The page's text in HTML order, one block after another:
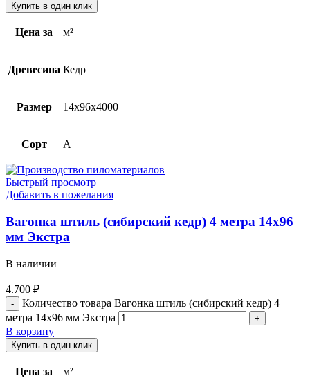
Купить в один клик
Цена за м²
Древесина Кедр
Размер 14х96х4000
Сорт A
Быстрый просмотр
Добавить в пожелания
Вагонка штиль (сибирский кедр) 4 метра 14х96
мм Экстра
В наличии
4.700 ₽
Количество товара Вагонка штиль (сибирский кедр) 4
метра 14х96 мм Экстра
В корзину
Купить в один клик
Цена за м²